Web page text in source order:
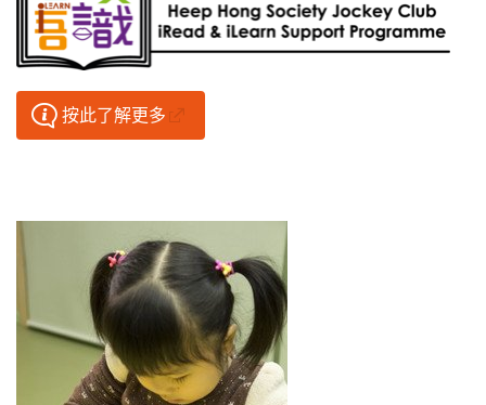
按此了解更多